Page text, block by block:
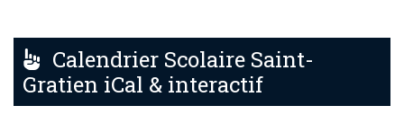
Calendrier Scolaire Saint-
Gratien iCal & interactif